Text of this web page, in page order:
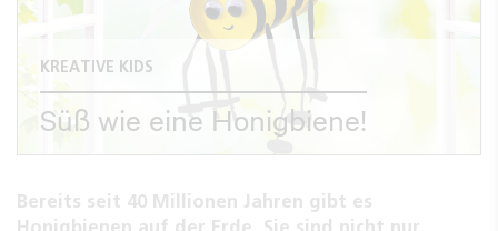
KREATIVE KIDS
Süß wie eine Honigbiene!
Bereits seit 40 Millionen Jahren gibt es
Honigbienen auf der Erde. Sie sind nicht nur